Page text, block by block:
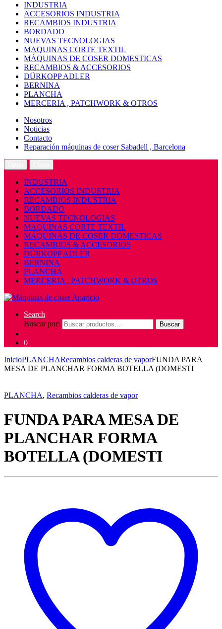
INDUSTRIA
ACCESORIOS INDUSTRIA
RECAMBIOS INDUSTRIA
BORDADO
NUEVAS TECNOLOGIAS
MAQUINAS CORTE TEXTIL
MÁQUINAS DE COSER DOMESTICAS
RECAMBIOS & ACCESORIOS
DÜRKOPP ADLER
BERNINA
PLANCHA
MERCERIA , PATCHWORK & OTROS
Nosotros
Noticias
Contacto
Reparación máquinas de coser Sabadell , Barcelona
INDUSTRIA
ACCESORIOS INDUSTRIA
RECAMBIOS INDUSTRIA
BORDADO
NUEVAS TECNOLOGIAS
MAQUINAS CORTE TEXTIL
MÁQUINAS DE COSER DOMESTICAS
RECAMBIOS & ACCESORIOS
DÜRKOPP ADLER
BERNINA
PLANCHA
MERCERIA , PATCHWORK & OTROS
Search
Buscar por:
Buscar
0
InicioPLANCHARecambios calderas de vaporFUNDA PARA
MESA DE PLANCHAR FORMA BOTELLA (DOMESTI
PLANCHA, Recambios calderas de vapor
FUNDA PARA MESA DE
PLANCHAR FORMA
BOTELLA (DOMESTI